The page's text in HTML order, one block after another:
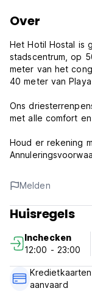
Over
Het Hotil Hostal is
stadscentrum, op
meter van het
40 meter van
Ons
met alle comfort
Houd er rekening
of MasterCard.
Flexibele
Uitchecktijd: 12:00
Inclusief ontbijt.
Btw inbegrepen.
Melden
Huisregels
Inchecken
12:00 - 23:00
aanvaard